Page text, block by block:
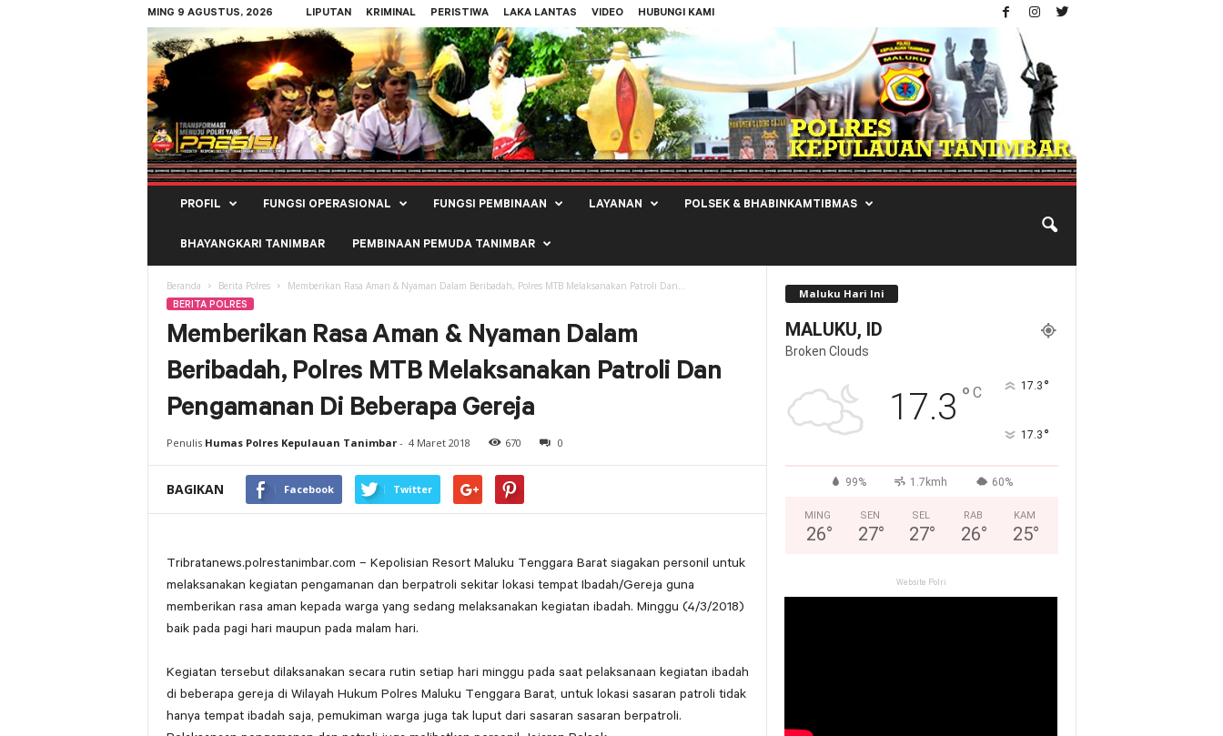
MING 9 AGUSTUS, 2026 LIPUTAN KRIMINAL PERISTIWA LAKA LANTAS VIDEO HUBUNGI KAMI
Polres
Kepulauan
PROFIL FUNGSI OPERASIONAL FUNGSI PEMBINAAN LAYANAN POLSEK & BHABINKAMTIBMAS
BHAYANGKARI TANIMBAR PEMBINAAN PEMUDA TANIMBAR
Beranda Berita Polres Memberikan Rasa Aman & Nyaman Dalam Beribadah, Polres MTB Melaksanakan Patroli Dan...
BERITA POLRES
Memberikan Rasa Aman & Nyaman Dalam
Beribadah, Polres MTB Melaksanakan Patroli Dan
Pengamanan Di Beberapa Gereja
Penulis Humas Polres Kepulauan Tanimbar- 4 Maret 2018 670 0
BAGIKAN Facebook Twitter
Tribratanews.polrestanimbar.com – Kepolisian Resort Maluku Tenggara Barat siagakan personil untuk
melaksanakan kegiatan pengamanan dan berpatroli sekitar lokasi tempat Ibadah/Gereja guna
memberikan rasa aman kepada warga yang sedang melaksanakan kegiatan ibadah. Minggu (4/3/2018)
baik pada pagi hari maupun pada malam hari.
Kegiatan tersebut dilaksanakan secara rutin setiap hari minggu pada saat pelaksanaan kegiatan ibadah
di beberapa gereja di Wilayah Hukum Polres Maluku Tenggara Barat, untuk lokasi sasaran patroli tidak
hanya tempat ibadah saja, pemukiman warga juga tak luput dari sasaran sasaran berpatroli.
Maluku Hari Ini
MALUKU, ID
Broken Clouds
17.3 ° C 17.3 °
17.3 °
99% 1.7kmh 60%
MING
26°
SEN
27°
SEL
27°
RAB
26°
KAM
25°
Website Polri